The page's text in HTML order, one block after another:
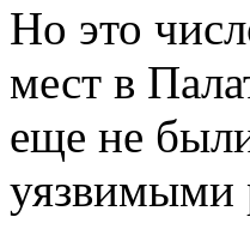
Но это
мест в
еще не
уязвимыми